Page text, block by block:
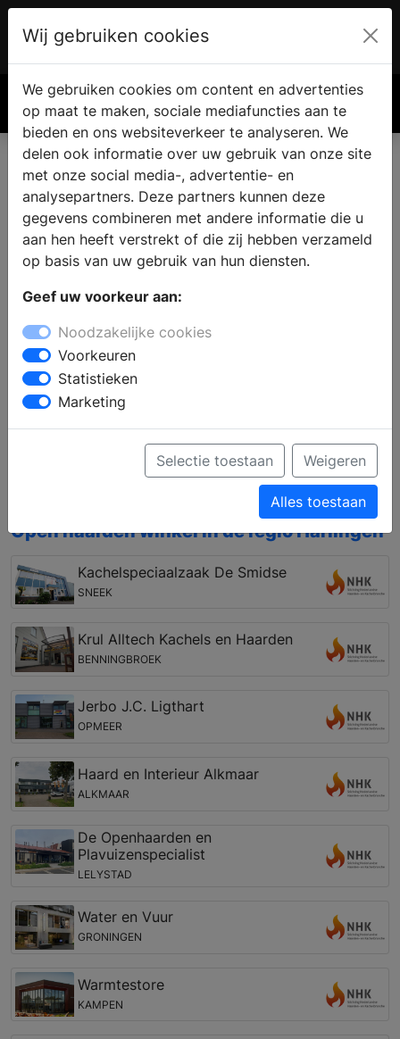
€ 0.00
Eigen haard of kachel vinden
in Harlingen
Harlingen kunt u inspiratie op doen bij de
haardenspecialist. Bij een specialist zijn verschillende
soorten haarden te bezichtigen en kunt u uitzoeken
wat de mogelijkheden zijn voor uw woning, interieur
en budget. Bij de haardenspeciaalzaak vindt u alles op
het gebied van houthaarden en gashaarden,
vrijstaand en inbouw, of pellet kachels, houtkachels
en gaskachels. Bovendien kunt u zich laten
informeren over een vakkundige installatie en de
Open haarden winkel in de regio Harlingen
Kachelspeciaalzaak De Smidse
SNEEK
Krul Alltech Kachels en Haarden
BENNINGBROEK
Jerbo J.C. Ligthart
OPMEER
Haard en Interieur Alkmaar
ALKMAAR
De Openhaarden en
Plavuizenspecialist
LELYSTAD
Water en Vuur
GRONINGEN
Warmtestore
KAMPEN
Wij gebruiken cookies
We gebruiken cookies om content en advertenties
op maat te maken, sociale mediafuncties aan te
bieden en ons websiteverkeer te analyseren. We
delen ook informatie over uw gebruik van onze site
met onze social media-, advertentie- en
analysepartners. Deze partners kunnen deze
gegevens combineren met andere informatie die u
aan hen heeft verstrekt of die zij hebben verzameld
op basis van uw gebruik van hun diensten.
Geef uw voorkeur aan:
Noodzakelijke cookies
Voorkeuren
Statistieken
Marketing
Selectie toestaan Weigeren
Alles toestaan